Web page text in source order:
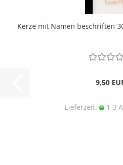
Kerze mit Namen beschriften
9,50
Lieferzeit: 1-3